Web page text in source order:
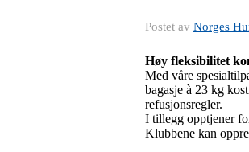
Postet av Norges
Høy fleksibilitet
Med våre
bagasje à 23 kg
refusjonsregler.
I tillegg opptjener
Klubbene kan